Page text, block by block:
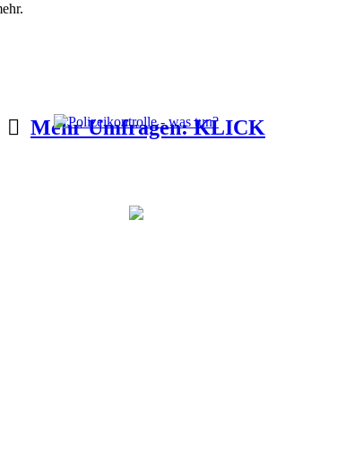
Mehr Umfragen: KLICK